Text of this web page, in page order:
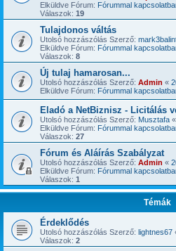
Elküldve Fórum: Fórummal
Válaszok: 19
Tulajdonos váltás
Utolsó hozzászólás Szerző:
Elküldve Fórum: Fórummal
Válaszok: 8
Új tulaj hamarosan...
Utolsó hozzászólás Szerző: Admin «
Elküldve Fórum: Fórummal
Eladó a NetBiznisz - Licitálás
Utolsó hozzászólás Szerző: Musztafa «
Elküldve Fórum: Fórummal
Válaszok: 27
Fórum és Aláírás Szabályzat
Utolsó hozzászólás Szerző: Admin «
Elküldve Fórum: Fórummal
Válaszok: 1
Témák
Érdeklődés
Utolsó hozzászólás Szerző: lightnes67
Válaszok: 2